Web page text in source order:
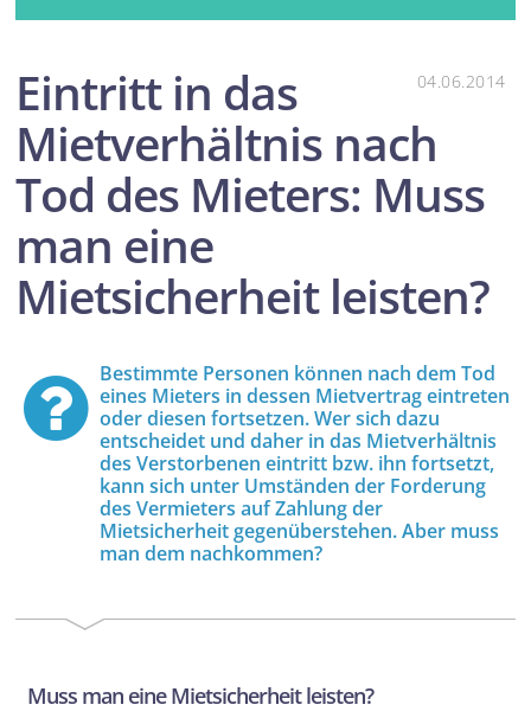
04.06.2014
Eintritt in das
Mietverhältnis nach
Tod des Mieters: Muss
man eine
Mietsicherheit leisten?
Bestimmte Personen können nach dem Tod
eines Mieters in dessen Mietvertrag eintreten
oder diesen fortsetzen. Wer sich dazu
entscheidet und daher in das Mietverhältnis
des Verstorbenen eintritt bzw. ihn fortsetzt,
kann sich unter Umständen der Forderung
des Vermieters auf Zahlung der
Mietsicherheit gegenüberstehen. Aber muss
man dem nachkommen?
Muss man eine Mietsicherheit leisten?